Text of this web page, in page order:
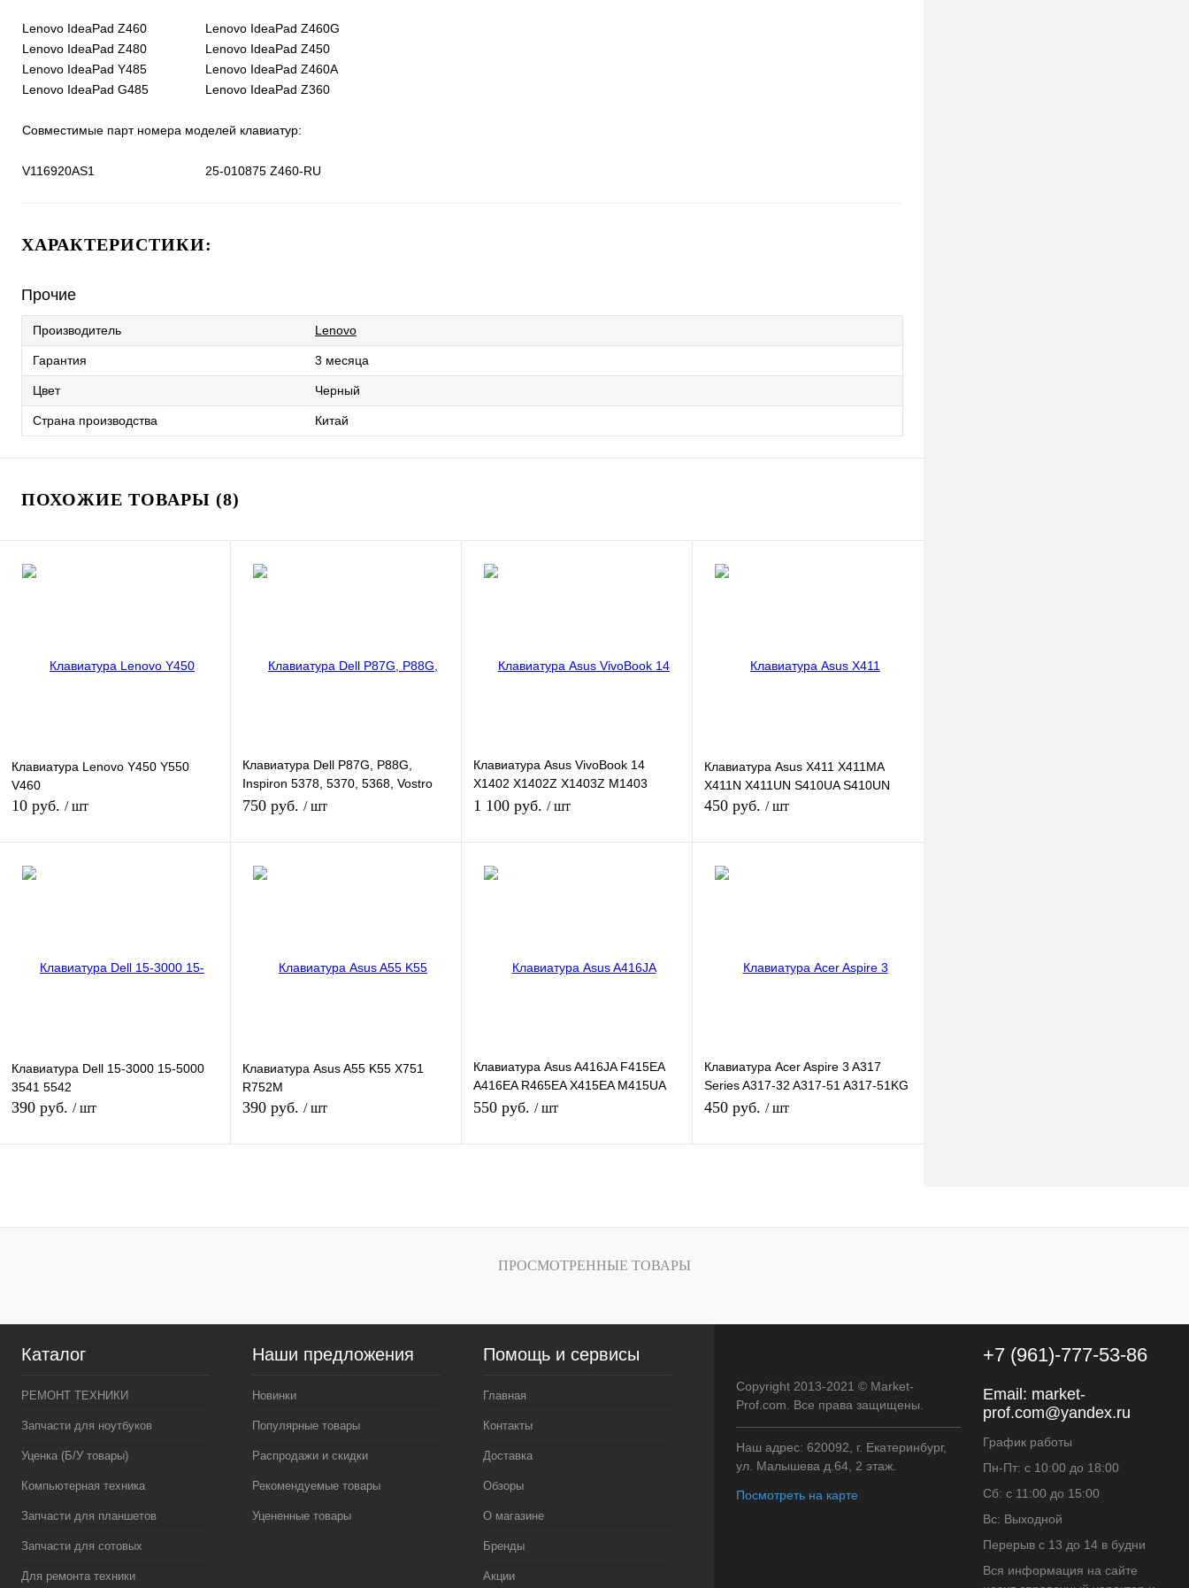
Lenovo IdeaPad Z460
Lenovo IdeaPad Z460G
Lenovo IdeaPad Z480
Lenovo IdeaPad Z450
Lenovo IdeaPad Y485
Lenovo IdeaPad Z460A
Lenovo IdeaPad G485
Lenovo IdeaPad Z360
Совместимые парт номера моделей клавиатур:
V116920AS1 25-010875 Z460-RU
ХАРАКТЕРИСТИКИ:
Прочие
Производитель Lenovo
Гарантия 3 месяца
Цвет Черный
Страна производства Китай
ПОХОЖИЕ ТОВАРЫ (8)
Клавиатура Lenovo Y450 Y550
V460
10 руб. / шт
Клавиатура Dell P87G, P88G,
Inspiron 5378, 5370, 5368, Vostro
5468, 5471 с подсветкой
750 руб. / шт
Клавиатура Asus VivoBook 14
X1402 X1402Z X1403Z M1403
E1404FA
1 100 руб. / шт
Клавиатура Asus X411 X411MA
X411N X411UN S410UA S410UN
450 руб. / шт
Клавиатура Dell 15-3000 15-5000
3541 5542
390 руб. / шт
Клавиатура Asus A55 K55 X751
R752M
390 руб. / шт
Клавиатура Asus A416JA F415EA
A416EA R465EA X415EA M415UA
F409FA D415DA
550 руб. / шт
Клавиатура Acer Aspire 3 A317
Series A317-32 A317-51 A317-51KG
A317-51G
450 руб. / шт
ПРОСМОТРЕННЫЕ ТОВАРЫ
Каталог
РЕМОНТ ТЕХНИКИ
Запчасти для ноутбуков
Уценка (Б/У товары)
Компьютерная техника
Запчасти для планшетов
Запчасти для сотовых
Для ремонта техники
Наши предложения
Новинки
Популярные товары
Распродажи и скидки
Рекомендуемые товары
Уцененные товары
Помощь и сервисы
Главная
Контакты
Доставка
Обзоры
О магазине
Бренды
Акции
Copyright 2013-2021 © Market-
Prof.com. Все права защищены.
Наш адрес: 620092, г. Екатеринбург,
ул. Малышева д.64, 2 этаж.
Посмотреть на карте
+7 (961)-777-53-86
Email: market-
prof.com@yandex.ru
График работы
Пн-Пт: с 10:00 до 18:00
Сб: с 11:00 до 15:00
Вс: Выходной
Перерыв с 13 до 14 в будни
Вся информация на сайте